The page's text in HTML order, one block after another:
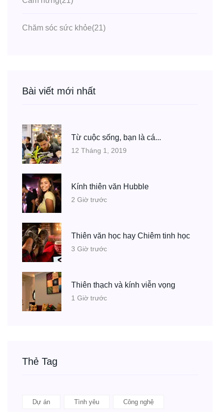
Chăm sóc sức khỏe(21)
Bài viết mới nhất
Từ cuộc sống, bạn là cá...
12 Tháng 1, 2019
Kính thiên văn Hubble
2 Giờ trước
Thiên văn học hay Chiêm tinh học
3 Giờ trước
Thiên thạch và kính viễn vọng
1 Giờ trước
Thẻ Tag
Dự án Tình yêu Công nghệ